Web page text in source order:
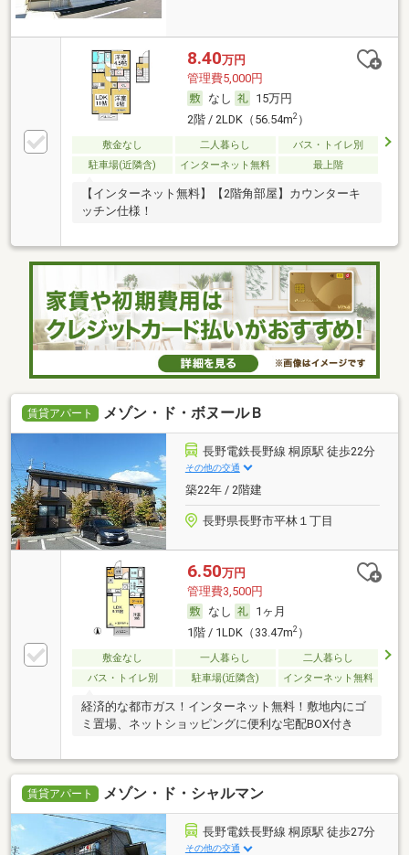
8.40万円
管理費5,000円
なし
15万円
2階 / 2LDK（56.54m2）
敷金なし 二人暮らし
バス・トイレ別
駐車場(近隣含)
インターネット無料 最上階
【インターネット無料】【2階角部屋】カウンターキ
ッチン仕様！
賃貸アパート メゾン・ド・ボヌールＢ
長野電鉄長野線 桐原駅 徒歩22分
その他の交通
築22年 / 2階建
長野県長野市平林１丁目
6.50万円
管理費3,500円
なし
1ヶ月
1階 / 1LDK（33.47m2）
敷金なし 一人暮らし
二人暮らし
バス・トイレ別
駐車場(近隣含) インターネット無料
経済的な都市ガス！インターネット無料！敷地内にゴ
ミ置場、ネットショッピングに便利な宅配BOX付き
賃貸アパート メゾン・ド・シャルマン
長野電鉄長野線 桐原駅 徒歩27分
その他の交通